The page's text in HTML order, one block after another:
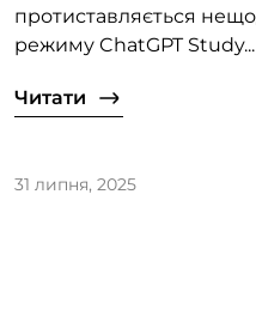
протиставляється
режиму ChatGPT Study...
Читати
31 липня, 2025